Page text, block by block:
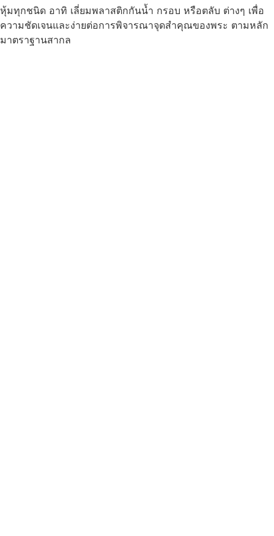
หุ้มทุกชนิด อาทิ เลี่ยมพลาสติกกันน้ำ กรอบ หรือตลับ ต่างๆ เพื่อ
ความชัดเจนและง่ายต่อการพิจารณาจุดสำคุณของพระ ตามหลัก
มาตราฐานสากล